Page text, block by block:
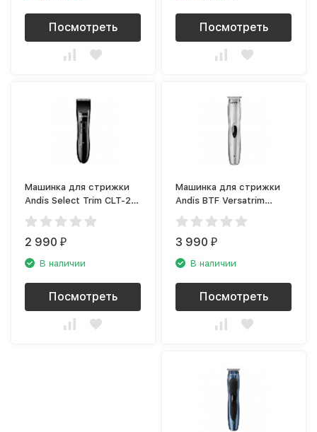
Посмотреть Посмотреть
Машинка для стрижки
Andis Select Trim CLT-2
(триммер)
2 990₽
В наличии
Посмотреть
Машинка для стрижки
Andis BTF Versatrim
(триммер)
3 990₽
В наличии
Посмотреть